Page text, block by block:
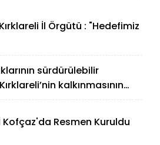
İl Örgütü : "Hedefimiz
sürdürülebilir
kalkınmasının
Kofçaz'da Resmen Kuruldu